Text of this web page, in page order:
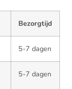
Bezorgtijd
5-7 dagen
5-7 dagen